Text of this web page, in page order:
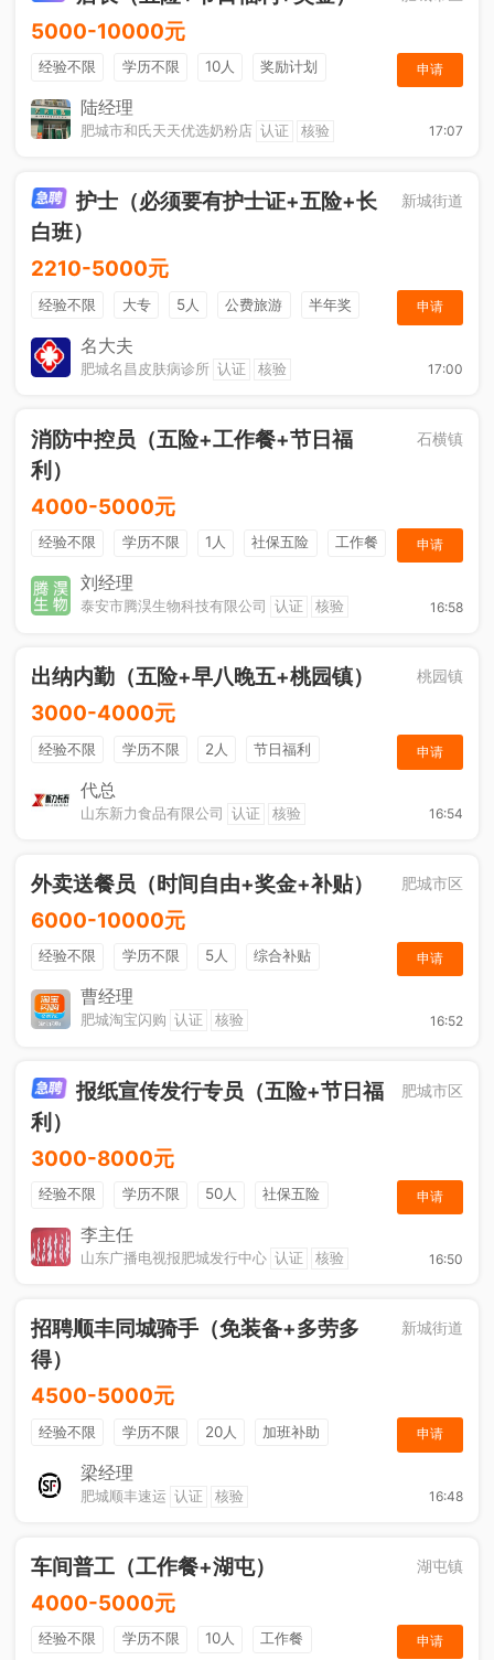
5000-10000元
经验不限 学历不限 10人
奖励计划
社保五险
年终奖金
申请
陆经理
肥城市和氏天天优选奶粉店 认证 核验 17:07
护士（必须要有护士证+五险+长
白班）
新城街道
2210-5000元
经验不限 大专 5人 公费旅游
半年奖
奖金
综合补贴
申请
名大夫
肥城名昌皮肤病诊所 认证 核验 17:00
消防中控员（五险+工作餐+节日福
利）
石横镇
4000-5000元
经验不限 学历不限 1人 社保五险
工作餐
节日福利
申请
刘经理
泰安市腾淏生物科技有限公司 认证 核验 16:58
出纳内勤（五险+早八晚五+桃园镇） 桃园镇
3000-4000元
经验不限 学历不限 2人
节日福利
社保五险
工作餐
申请
代总
山东新力食品有限公司 认证 核验 16:54
外卖送餐员（时间自由+奖金+补贴） 肥城市区
6000-10000元
经验不限 学历不限 5人
综合补贴
奖励计划
加班补助
申请
曹经理
肥城淘宝闪购 认证 核验 16:52
报纸宣传发行专员（五险+节日福
利）
肥城市区
3000-8000元
经验不限 学历不限 50人
社保五险
节日福利
销售奖金
申请
李主任
山东广播电视报肥城发行中心 认证 核验 16:50
招聘顺丰同城骑手（免装备+多劳多
得）
新城街道
4500-5000元
经验不限 学历不限 20人
加班补助
综合补贴
奖励计划
申请
梁经理
肥城顺丰速运 认证 核验 16:48
车间普工（工作餐+湖屯） 湖屯镇
4000-5000元
经验不限 学历不限 10人 工作餐 申请